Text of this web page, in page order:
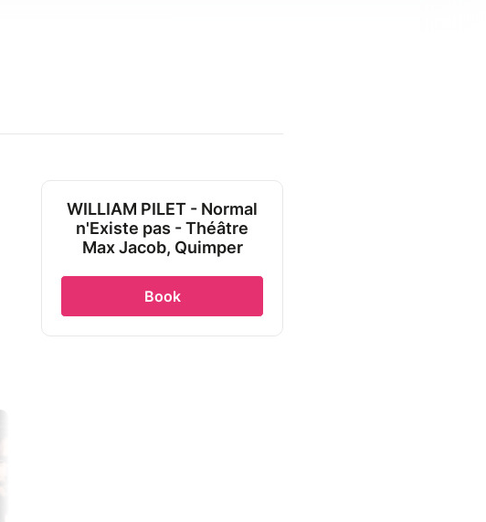
WILLIAM PILET - Normal
n'Existe pas - Théâtre
Max Jacob, Quimper
Book